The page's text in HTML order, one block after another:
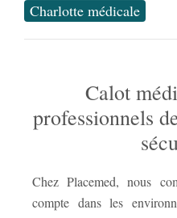
Charlotte médicale
Calot
professionnels
Chez Placemed, nous
compte dans les